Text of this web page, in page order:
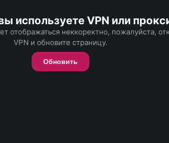
используете VPN или
отображаться неккоректно, пожалуйста,
VPN и обновите страницу.
Обновить